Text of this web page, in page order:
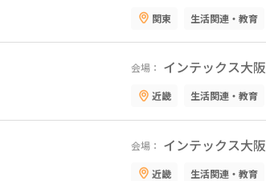
関東 生活関連・教育
会場： インテックス大阪
近畿 生活関連・教育
会場： インテックス大阪
近畿 生活関連・教育